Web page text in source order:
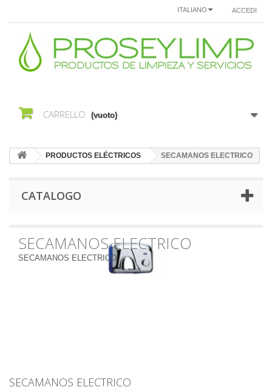
ACCEDI
ITALIANO
CARRELLO (vuoto)
PRODUCTOS ELÉCTRICOS SECAMANOS ELECTRICO
CATALOGO
SECAMANOS ELECTRICO
SECAMANOS ELECTRICO
SECAMANOS ELECTRICO